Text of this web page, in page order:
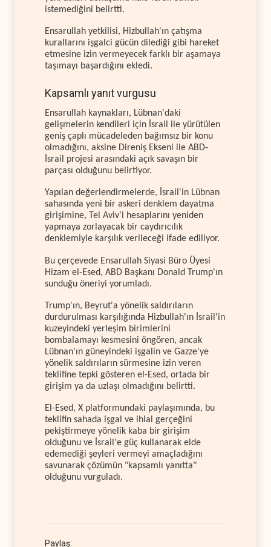
istemediğini belirtti.
Ensarullah yetkilisi, Hizbullah'ın çatışma
kurallarını işgalci gücün dilediği gibi hareket
etmesine izin vermeyecek farklı bir aşamaya
taşımayı başardığını ekledi.
Kapsamlı yanıt vurgusu
Ensarullah kaynakları, Lübnan'daki
gelişmelerin kendileri için İsrail ile yürütülen
geniş çaplı mücadeleden bağımsız bir konu
olmadığını, aksine Direniş Ekseni ile ABD-
İsrail projesi arasındaki açık savaşın bir
parçası olduğunu belirtiyor.
Yapılan değerlendirmelerde, İsrail'in Lübnan
sahasında yeni bir askeri denklem dayatma
girişimine, Tel Aviv'i hesaplarını yeniden
yapmaya zorlayacak bir caydırıcılık
denklemiyle karşılık verileceği ifade ediliyor.
Bu çerçevede Ensarullah Siyasi Büro Üyesi
Hizam el-Esed, ABD Başkanı Donald Trump'ın
sunduğu öneriyi yorumladı.
Trump'ın, Beyrut'a yönelik saldırıların
durdurulması karşılığında Hizbullah'ın İsrail'in
kuzeyindeki yerleşim birimlerini
bombalamayı kesmesini öngören, ancak
Lübnan'ın güneyindeki işgalin ve Gazze'ye
yönelik saldırıların sürmesine izin veren
teklifine tepki gösteren el-Esed, ortada bir
girişim ya da uzlaşı olmadığını belirtti.
El-Esed, X platformundaki paylaşımında, bu
teklifin sahada işgal ve ihlal gerçeğini
pekiştirmeye yönelik kaba bir girişim
olduğunu ve İsrail'e güç kullanarak elde
edemediği şeyleri vermeyi amaçladığını
savunarak çözümün "kapsamlı yanıtta"
olduğunu vurguladı.
Paylaş: